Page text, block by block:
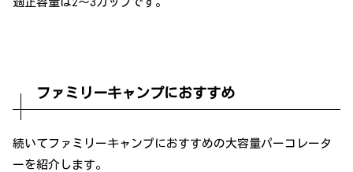
ファミリーキャンプにおすすめ
続いてファミリーキャンプにおすすめの大容量パーコレータ
ーを紹介します。